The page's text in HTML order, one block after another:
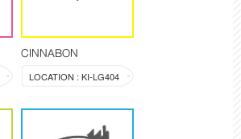
CINNABON
LOCATION : KI-LG404